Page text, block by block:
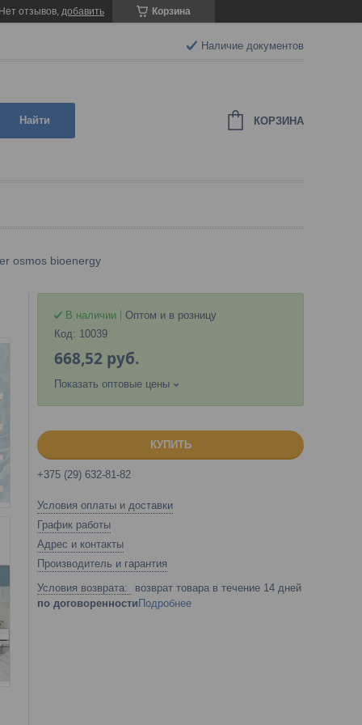
Корзина
отзывов, добавить
Наличие документов
Найти КОРЗИНА
osmos bioenergy
В наличии
Оптом и в розницу
Код: 10039
668,52 руб.
Показать оптовые цены
КУПИТЬ
+375 (29) 632-81-82
Условия оплаты и доставки
График работы
Адрес и контакты
Производитель и гарантия
возврат товара в течение 14 дней
по договоренности Подробнее